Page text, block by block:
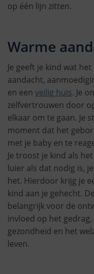
op één lijn zitten.
Warme
Je geeft je kind wat
aandacht,
en een veilig huis. Je
zelfvertrouwen door
elkaar om te gaan. Je
moment dat het
met je baby en te
Je troost je kind als
luier als dat nodig is,
het. Hierdoor krijg je
kind aan je gehecht.
belangrijk voor de
invloed op het
gezondheid en het
leven.